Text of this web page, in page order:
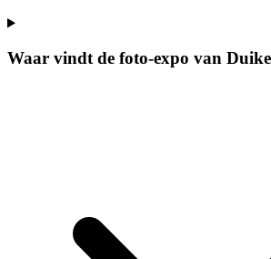
Waar vindt de foto-expo van